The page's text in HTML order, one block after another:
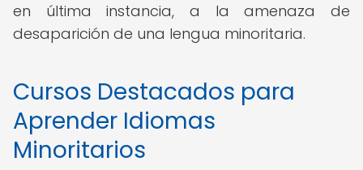
en última instancia, a la amenaza de
desaparición de una lengua minoritaria.
Cursos Destacados para
Aprender Idiomas
Minoritarios